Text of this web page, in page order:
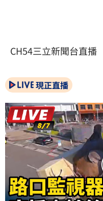
CH54三立新聞台直播
現正直播